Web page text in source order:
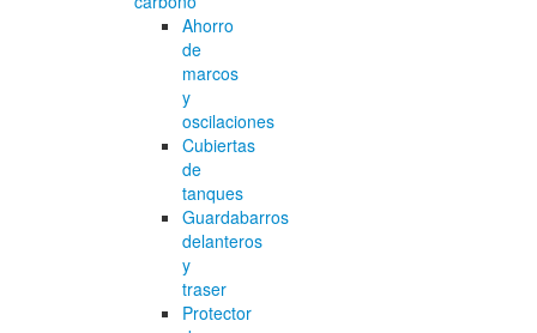
Ahorro
de
marcos
y
oscilaciones
Cubiertas
de
tanques
Guardabarros
delanteros
y
traser
Protector